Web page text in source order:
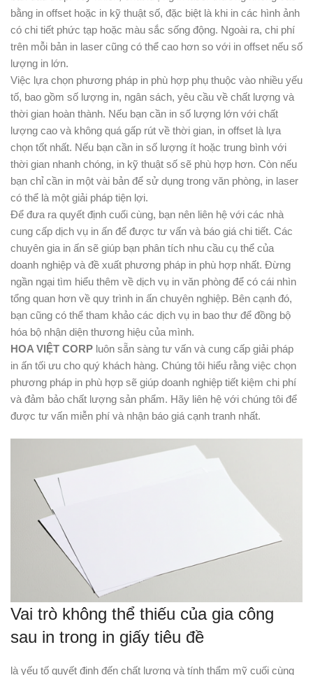
bằng in offset hoặc in kỹ thuật số, đặc biệt là khi in các hình ảnh
có chi tiết phức tạp hoặc màu sắc sống động. Ngoài ra, chi phí
trên mỗi bản in laser cũng có thể cao hơn so với in offset nếu số
lượng in lớn.
Việc lựa chọn phương pháp in phù hợp phụ thuộc vào nhiều yếu
tố, bao gồm số lượng in, ngân sách, yêu cầu về chất lượng và
thời gian hoàn thành. Nếu bạn cần in số lượng lớn với chất
lượng cao và không quá gấp rút về thời gian, in offset là lựa
chọn tốt nhất. Nếu bạn cần in số lượng ít hoặc trung bình với
thời gian nhanh chóng, in kỹ thuật số sẽ phù hợp hơn. Còn nếu
bạn chỉ cần in một vài bản để sử dụng trong văn phòng, in laser
có thể là một giải pháp tiện lợi.
Để đưa ra quyết định cuối cùng, bạn nên liên hệ với các nhà
cung cấp dịch vụ in ấn để được tư vấn và báo giá chi tiết. Các
chuyên gia in ấn sẽ giúp bạn phân tích nhu cầu cụ thể của
doanh nghiệp và đề xuất phương pháp in phù hợp nhất. Đừng
ngần ngại tìm hiểu thêm về dịch vụ in văn phòng để có cái nhìn
tổng quan hơn về quy trình in ấn chuyên nghiệp. Bên cạnh đó,
bạn cũng có thể tham khảo các dịch vụ in bao thư để đồng bộ
hóa bộ nhận diện thương hiệu của mình.
HOA VIỆT CORP luôn sẵn sàng tư vấn và cung cấp giải pháp
in ấn tối ưu cho quý khách hàng. Chúng tôi hiểu rằng việc chọn
phương pháp in phù hợp sẽ giúp doanh nghiệp tiết kiệm chi phí
và đảm bảo chất lượng sản phẩm. Hãy liên hệ với chúng tôi để
được tư vấn miễn phí và nhận báo giá cạnh tranh nhất.
Vai trò không thể thiếu của gia công
sau in trong in giấy tiêu đề
là yếu tố quyết định đến chất lượng và tính thẩm mỹ cuối cùng